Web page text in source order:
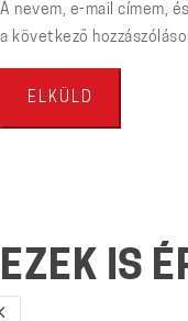
A nevem, e-mail címem,
a következő
EZEK IS